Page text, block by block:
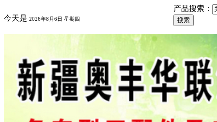
今天是 2026年8月6日 星期四
产品搜索：